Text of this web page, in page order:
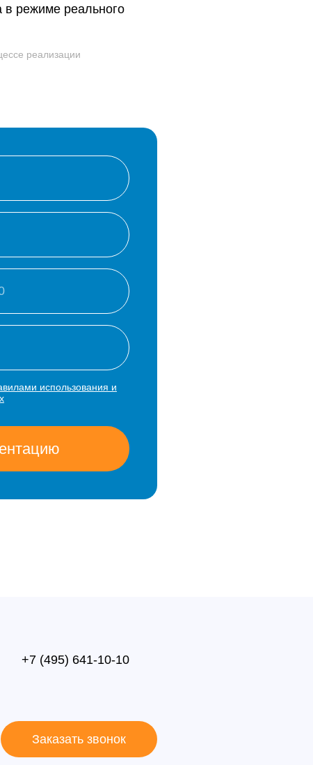
в режиме реального
реализации
использования и
+7 (495) 641-10-10
Заказать звонок